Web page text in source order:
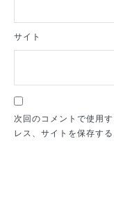
サイト
次回のコメントで使用
レス、サイトを保存する